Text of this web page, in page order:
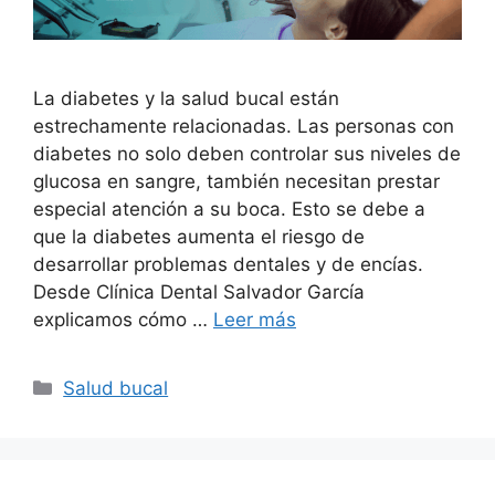
La diabetes y la salud bucal están
estrechamente relacionadas. Las personas con
diabetes no solo deben controlar sus niveles de
glucosa en sangre, también necesitan prestar
especial atención a su boca. Esto se debe a
que la diabetes aumenta el riesgo de
desarrollar problemas dentales y de encías.
Desde Clínica Dental Salvador García
explicamos cómo … Leer más
Salud bucal